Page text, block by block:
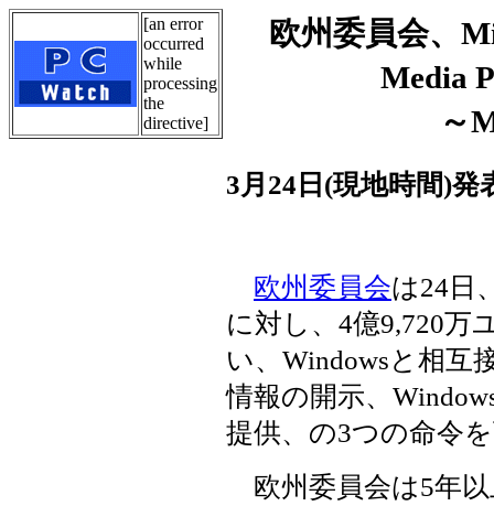
[an error
occurred
while
processing
the
directive]
欧州委員会、
Media
～
3月24日(現地時間)発
欧州委員会は24日
に対し、4億9,720万
い、Windowsと相互
情報の開示、
提供、の3つの命令
欧州委員会は5年以